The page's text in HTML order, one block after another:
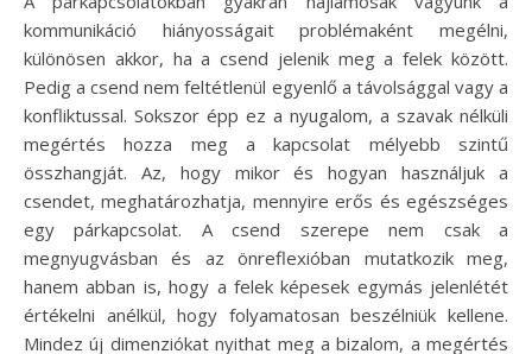
kommunikáció hiányosságait problémaként megélni,
különösen akkor, ha a csend jelenik meg a felek között.
Pedig a csend nem feltétlenül egyenlő a távolsággal vagy a
konfliktussal. Sokszor épp ez a nyugalom, a szavak nélküli
megértés hozza meg a kapcsolat mélyebb szintű
összhangját. Az, hogy mikor és hogyan használjuk a
csendet, meghatározhatja, mennyire erős és egészséges
egy párkapcsolat. A csend szerepe nem csak a
megnyugvásban és az önreflexióban mutatkozik meg,
hanem abban is, hogy a felek képesek egymás jelenlétét
értékelni anélkül, hogy folyamatosan beszélniük kellene.
Mindez új dimenziókat nyithat meg a bizalom, a megértés